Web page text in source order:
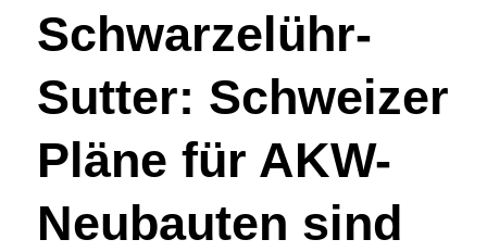
Schwarzelühr-
Sutter: Schweizer
Pläne für AKW-
Neubauten sind